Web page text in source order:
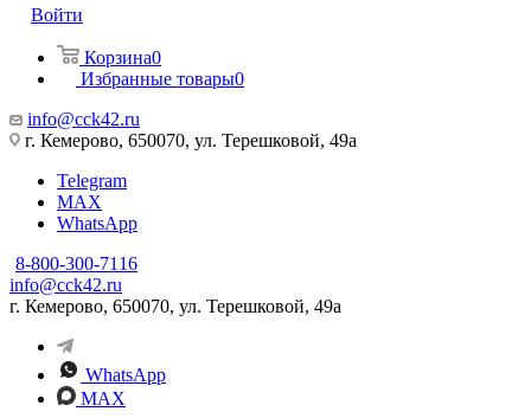
Войти
Корзина0
Избранные товары0
info@cck42.ru
г. Кемерово, 650070, ул. Терешковой, 49а
Telegram
MAX
WhatsApp
8-800-300-7116
info@cck42.ru
г. Кемерово, 650070, ул. Терешковой, 49а
WhatsApp
MAX